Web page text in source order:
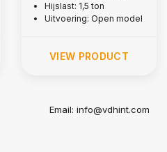
Hijslast: 1,5 ton
Uitvoering: Open model
VIEW PRODUCT
Email:info@vdhint.com